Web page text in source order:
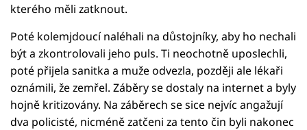
kterého měli zatknout.
Poté kolemjdoucí naléhali na důstojníky, aby ho nechali
být a zkontrolovali jeho puls. Ti neochotně uposlechli,
poté přijela sanitka a muže odvezla, později ale lékaři
oznámili, že zemřel. Záběry se dostaly na internet a byly
hojně kritizovány. Na záběrech se sice nejvíc angažují
dva policisté, nicméně zatčeni za tento čin byli nakonec